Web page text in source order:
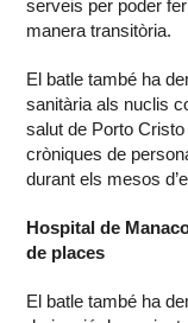
serveis per poder
manera transitòria.
El batle també ha
sanitària als nuclis
salut de Porto
cròniques de
durant els mesos
Hospital de
de places
El batle també ha